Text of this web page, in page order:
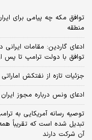
توافق مکه چه پیامی برای
منطقه
ادعای گاردین: مقامات
توافق با دولت ترامپ تا پس
جزئیات تازه از نفتکش
ادعای ونس درباره مجوز
توصیه رسانه آمریکایی به
تبدیل شده است که تقریباً
آن شرکت دارند